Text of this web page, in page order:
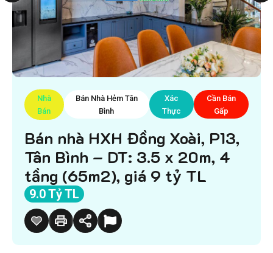
Nhà
Bán
Bán Nhà Hẻm Tân
Bình
Xác
Thực
Cần Bán
Gấp
Bán nhà HXH Đồng Xoài, P13,
Tân Bình – DT: 3.5 x 20m, 4
tầng (65m2), giá 9 tỷ TL
9.0 Tỷ TL